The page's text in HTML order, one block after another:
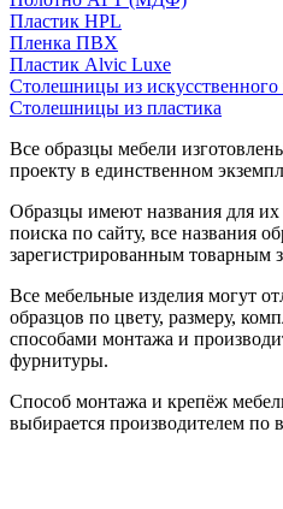
Пластик HPL
Пленка ПВХ
Пластик Alvic Luxe
Столешницы из искусственного
Столешницы из пластика
Все образцы мебели
проекту в единственном
Образцы имеют названия для их
поиска по сайту, все названия
зарегистрированным товарным
Все мебельные изделия могут
образцов по цвету, размеру,
способами монтажа и
фурнитуры.
Способ монтажа и крепёж
выбирается производителем по